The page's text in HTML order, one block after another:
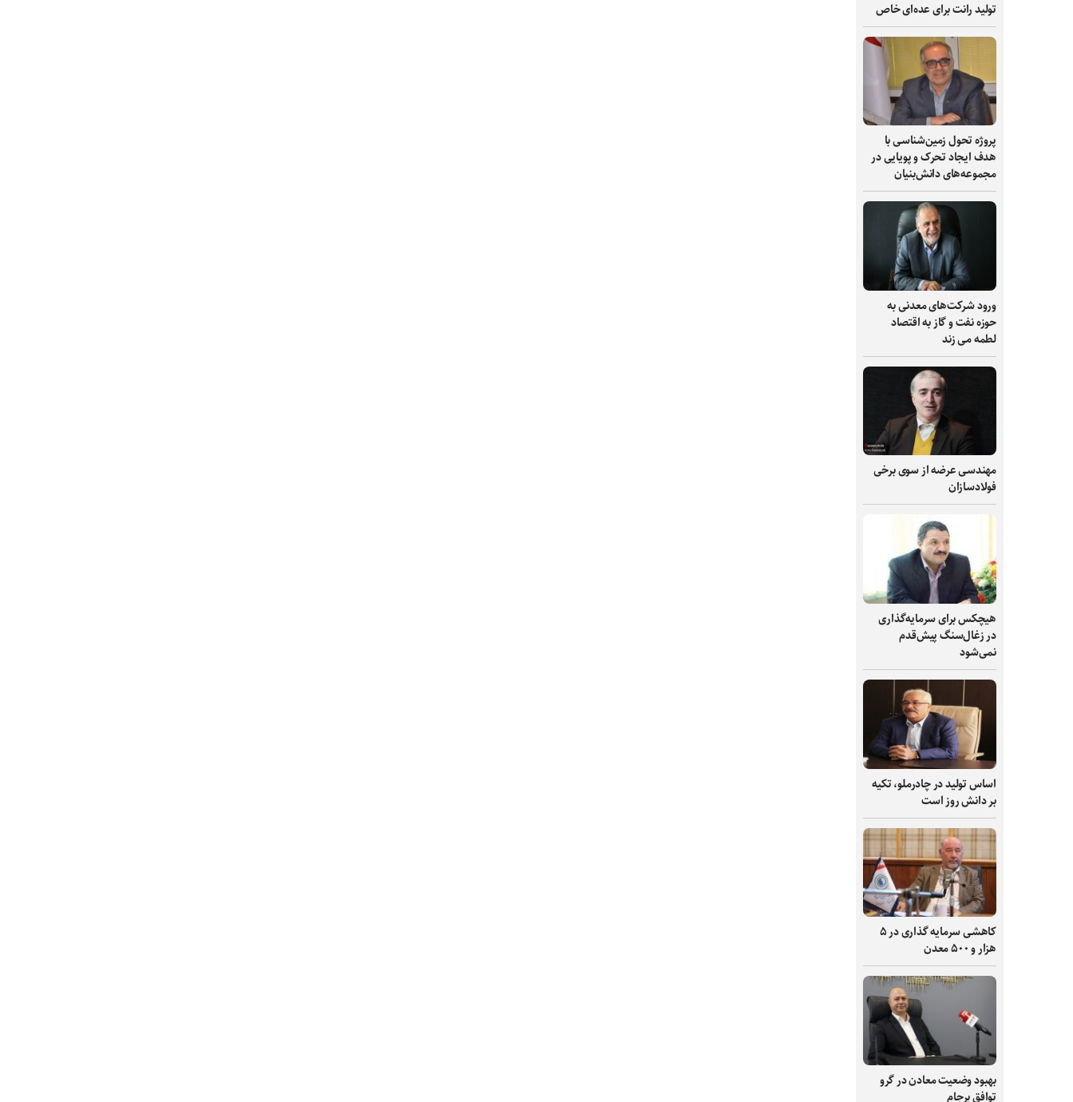
تولید رانت برای عده‌ای خاص
پروژه تحول زمین‌شناسی با
هدف ایجاد تحرک و پویایی در
مجموعه‌های دانش‌بنیان
ورود شرکت‌های معدنی به
حوزه نفت و گاز به اقتصاد
لطمه می زند
مهندسی عرضه از سوی برخی
فولادسازان
هیچکس برای سرمایه‌گذاری
در زغال‌سنگ پیش‌قدم
نمی‌شود
اساس تولید در چادرملو، تکیه
بر دانش‌ روز است
کاهشی سرمایه گذاری در ۵
هزار و ۵۰۰ معدن
بهبود وضعیت معادن در گرو
توافق برجام